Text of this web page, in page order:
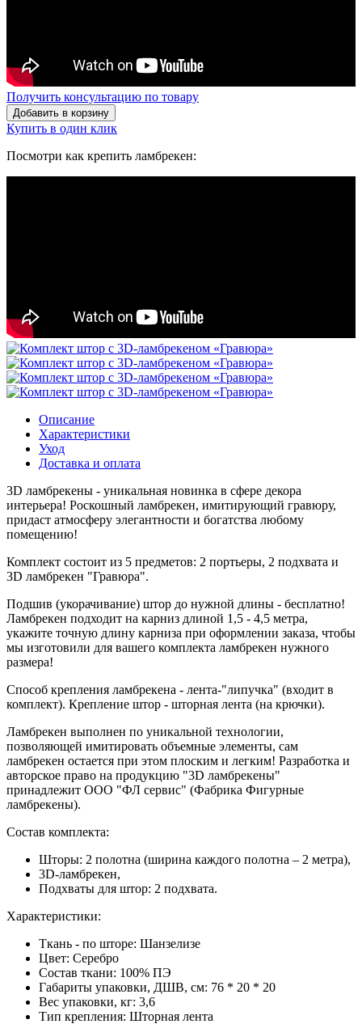
Получить консультацию по товару
Добавить в корзину
Купить в один клик
Посмотри как крепить ламбрекен:
Описание
Характеристики
Уход
Доставка и оплата
3D ламбрекены - уникальная новинка в сфере декора
интерьера! Роскошный ламбрекен, имитирующий гравюру,
придаст атмосферу элегантности и богатства любому
помещению!
Комплект состоит из 5 предметов: 2 портьеры, 2 подхвата и
3D ламбрекен "Гравюра".
Подшив (укорачивание) штор до нужной длины - бесплатно!
Ламбрекен подходит на карниз длиной 1,5 - 4,5 метра,
укажите точную длину карниза при оформлении заказа, чтобы
мы изготовили для вашего комплекта ламбрекен нужного
размера!
Способ крепления ламбрекена - лента-"липучка" (входит в
комплект). Крепление штор - шторная лента (на крючки).
Ламбрекен выполнен по уникальной технологии,
позволяющей имитировать объемные элементы, сам
ламбрекен остается при этом плоским и легким! Разработка и
авторское право на продукцию "3D ламбрекены"
принадлежит ООО "ФЛ сервис" (Фабрика Фигурные
ламбрекены).
Состав комплекта:
Шторы: 2 полотна (ширина каждого полотна – 2 метра),
3D-ламбрекен,
Подхваты для штор: 2 подхвата.
Характеристики:
Ткань - по шторе: Шанзелизе
Цвет: Серебро
Состав ткани: 100% ПЭ
Габариты упаковки, ДШВ, см: 76 * 20 * 20
Вес упаковки, кг: 3,6
Тип крепления: Шторная лента